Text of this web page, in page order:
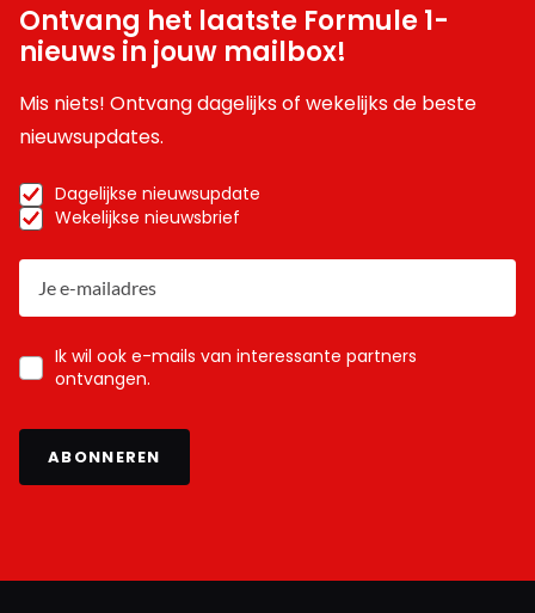
Ontvang het laatste Formule 1-
nieuws in jouw mailbox!
Mis niets! Ontvang dagelijks of wekelijks de beste
nieuwsupdates.
Dagelijkse nieuwsupdate
Wekelijkse nieuwsbrief
Ik wil ook e-mails van interessante partners
ontvangen.
ABONNEREN